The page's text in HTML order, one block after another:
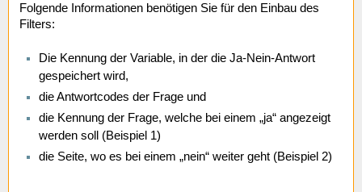
Folgende Informationen benötigen Sie für den Einbau des
Filters:
Die Kennung der Variable, in der die Ja-Nein-Antwort
gespeichert wird,
die Antwortcodes der Frage und
die Kennung der Frage, welche bei einem „ja“ angezeigt
werden soll (Beispiel 1)
die Seite, wo es bei einem „nein“ weiter geht (Beispiel 2)